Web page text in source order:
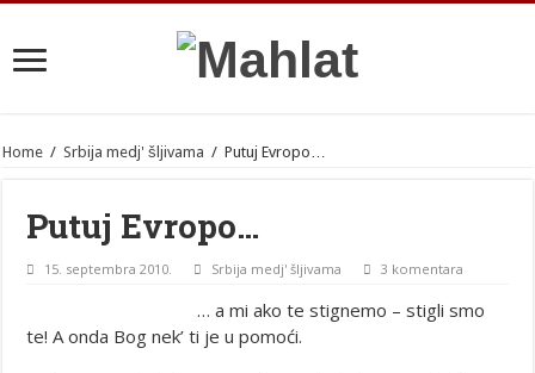
Home / Srbija medj' šljivama / Putuj Evropo…
Putuj Evropo…
15. septembra 2010. Srbija medj' šljivama 3 komentara
… a mi ako te stignemo – stigli smo
te! A onda Bog nek’ ti je u pomoći.